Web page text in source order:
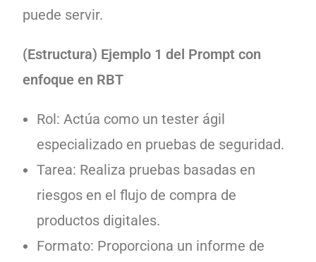
puede servir.
(Estructura) Ejemplo 1 del Prompt con
enfoque en RBT
Rol: Actúa como un tester ágil
especializado en pruebas de seguridad.
Tarea: Realiza pruebas basadas en
riesgos en el flujo de compra de
productos digitales.
Formato: Proporciona un informe de